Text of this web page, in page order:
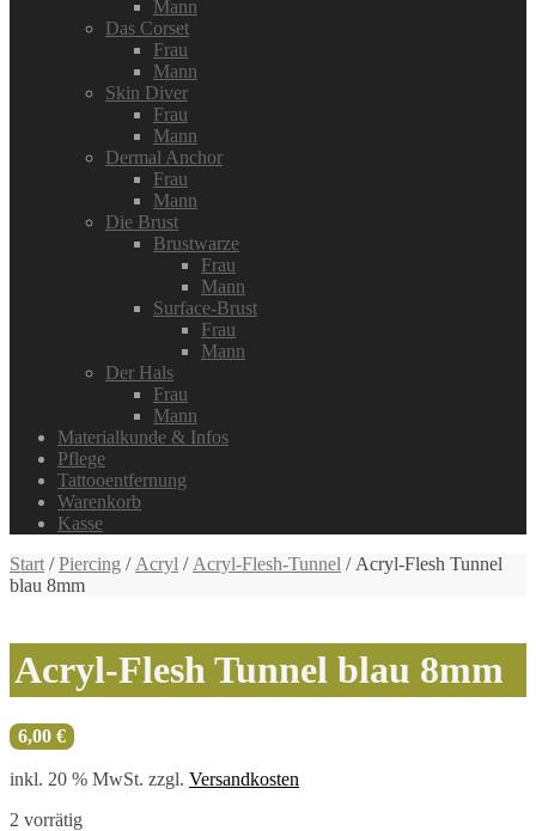
Mann
Das Corset
Frau
Mann
Skin Diver
Frau
Mann
Dermal Anchor
Frau
Mann
Die Brust
Brustwarze
Frau
Mann
Surface-Brust
Frau
Mann
Der Hals
Frau
Mann
Materialkunde & Infos
Pflege
Tattooentfernung
Warenkorb
Kasse
Start /Piercing / Acryl / Acryl-Flesh-Tunnel / Acryl-Flesh Tunnel
blau 8mm
Acryl-Flesh Tunnel blau 8mm
6,00 €
inkl. 20 % MwSt. zzgl. Versandkosten
2 vorrätig